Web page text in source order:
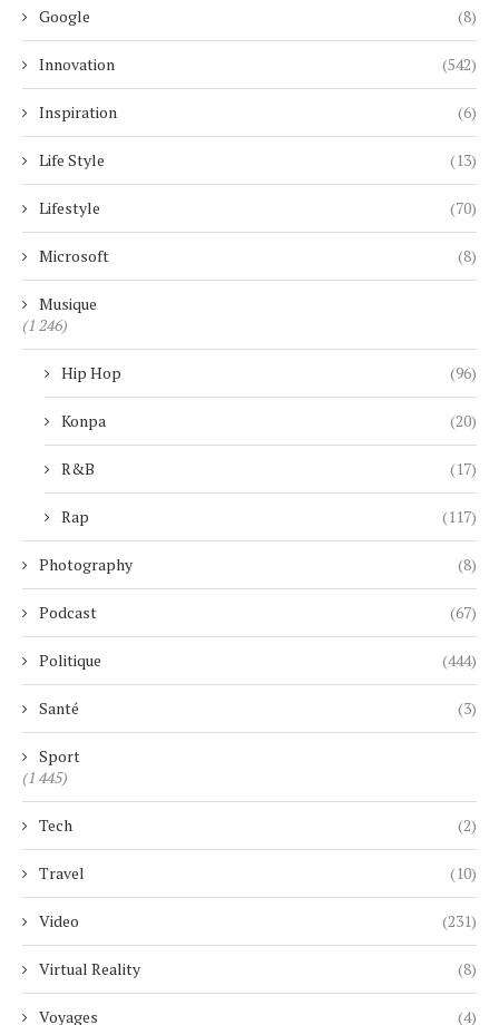
Google (8)
Innovation (542)
Inspiration (6)
Life Style (13)
Lifestyle (70)
Microsoft (8)
Musique
(1 246)
Hip Hop (96)
Konpa (20)
R&B (17)
Rap (117)
Photography (8)
Podcast (67)
Politique (444)
Santé (3)
Sport
(1 445)
Tech (2)
Travel (10)
Video (231)
Virtual Reality (8)
Voyages (4)